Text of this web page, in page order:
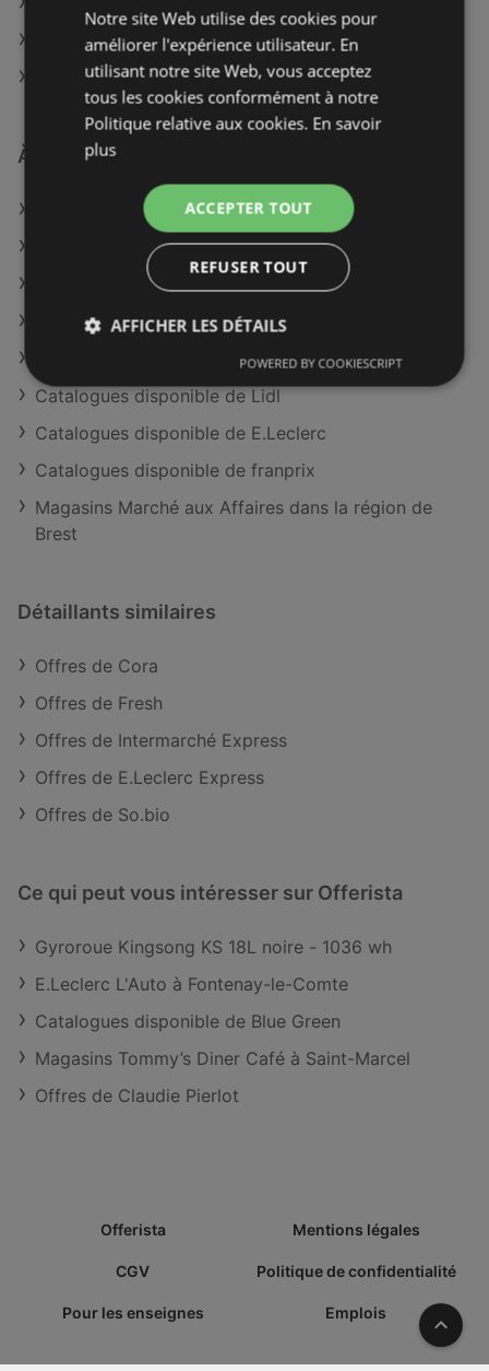
Marché aux Affaires à Thann-Guebwiller
Marché aux Affaires à Senlis
À découvrir aussi
Offres de Marché aux Affaires
Offres de Maxi Zoo
Offres de marché frais Géant
Catalogues disponible de naturéO
Catalogues disponible de Picard
Catalogues disponible de Lidl
Catalogues disponible de E.Leclerc
Catalogues disponible de franprix
Magasins Marché aux Affaires dans la région de
Brest
Détaillants similaires
Offres de Cora
Offres de Fresh
Offres de Intermarché Express
Offres de E.Leclerc Express
Offres de So.bio
Ce qui peut vous intéresser sur Offerista
Gyroroue Kingsong KS 18L noire - 1036 wh
E.Leclerc L'Auto à Fontenay-le-Comte
Catalogues disponible de Blue Green
Magasins Tommy’s Diner Café à Saint-Marcel
Offres de Claudie Pierlot
Offerista Mentions légales
CGV Politique de confidentialité
Pour les enseignes Emplois Vers
Notre site Web utilise des cookies pour
améliorer l'expérience utilisateur. En
utilisant notre site Web, vous acceptez
tous les cookies conformément à notre
Politique relative aux cookies. En savoir
plus
ACCEPTER TOUT
REFUSER TOUT
AFFICHER LES DÉTAILS
POWERED BY COOKIESCRIPT